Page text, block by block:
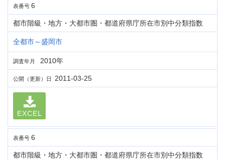
表番号 6
都市階級・地方・大都市圏・都道府県庁所在市別中分類指数
全都市～盛岡市
調査年月 2010年
公開（更新）日 2011-03-25
EXCEL
表番号 6
都市階級・地方・大都市圏・都道府県庁所在市別中分類指数